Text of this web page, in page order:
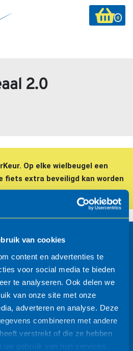
van cookies
content en advertenties te
voor social media te bieden
te analyseren. Ook delen we
van onze site met onze
adverteren en analyse. Deze
combineren met andere
verstrekt of die ze hebben
gebruik van hun services.
2.0
Op elke wielbeugel een
fiets extra beveiligd kan worden
thermisch verzinkt
0